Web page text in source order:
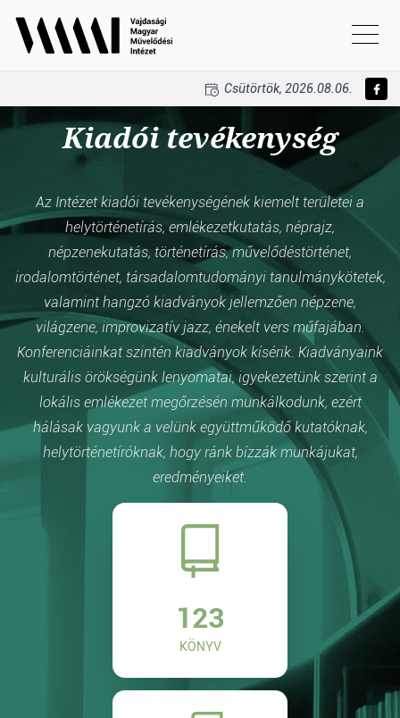
Csütörtök, 2026.08.06.
Kiadói tevékenység
Az Intézet kiadói tevékenységének kiemelt területei a
helytörténetírás, emlékezetkutatás, néprajz,
népzenekutatás, történetírás, művelődéstörténet,
irodalomtörténet, társadalomtudományi tanulmánykötetek,
valamint hangzó kiadványok jellemzően népzene,
világzene, improvizatív jazz, énekelt vers műfajában.
Konferenciáinkat szintén kiadványok kísérik. Kiadványaink
kulturális örökségünk lenyomatai, igyekezetünk szerint a
lokális emlékezet megőrzésén munkálkodunk, ezért
hálásak vagyunk a velünk együttműködő kutatóknak,
helytörténetíróknak, hogy ránk bízzák munkájukat,
eredményeiket.
123
KÖNYV